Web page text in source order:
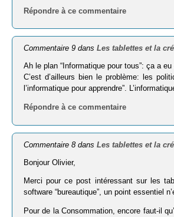
Répondre à ce commentaire
Commentaire 9 dansLes tablettes et la
Ah le plan “Informatique pour tous”: ça a
C’est d’ailleurs bien le problème: les
l’informatique pour apprendre”.
Répondre à ce commentaire
Commentaire 8 dansLes tablettes et la
Bonjour Olivier,
Merci pour ce post intéressant sur les
software “bureautique”, un point essentiel
Pour de la Consommation, encore faut-il